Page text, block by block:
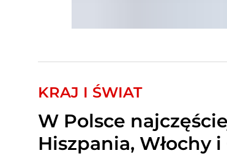
KRAJ I ŚWIAT
W Polsce
Hiszpania, Włochy i